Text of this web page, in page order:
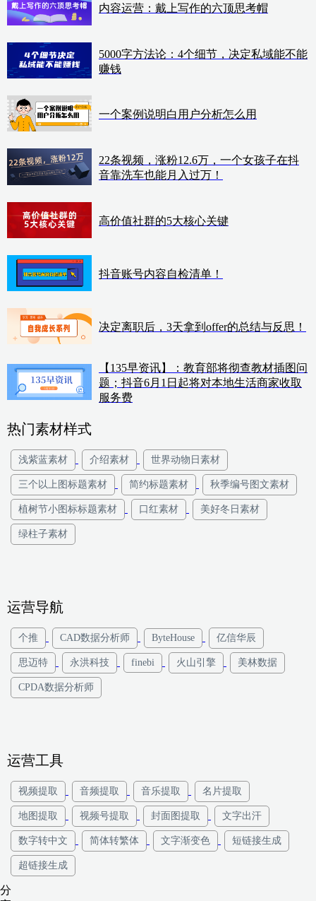
内容运营：戴上写作的六顶思考帽
5000字方法论：4个细节，决定私域能不能
赚钱
一个案例说明白用户分析怎么用
22条视频，涨粉12.6万，一个女孩子在抖
音靠洗车也能月入过万！
高价值社群的5大核心关键
抖音账号内容自检清单！
决定离职后，3天拿到offer的总结与反思！
【135早资讯】：教育部将彻查教材插图问
题；抖音6月1日起将对本地生活商家收取
服务费
热门素材样式
浅紫蓝素材 介绍素材 世界动物日素材
三个以上图标题素材 简约标题素材 秋季编号图文素材
植树节小图标标题素材 口红素材 美好冬日素材
绿柱子素材
运营导航
个推 CAD数据分析师 ByteHouse 亿信华辰
思迈特 永洪科技 finebi 火山引擎 美林数据
CPDA数据分析师
运营工具
视频提取 音频提取 音乐提取 名片提取
地图提取 视频号提取 封面图提取 文字出汗
数字转中文 简体转繁体 文字渐变色 短链接生成
超链接生成
分